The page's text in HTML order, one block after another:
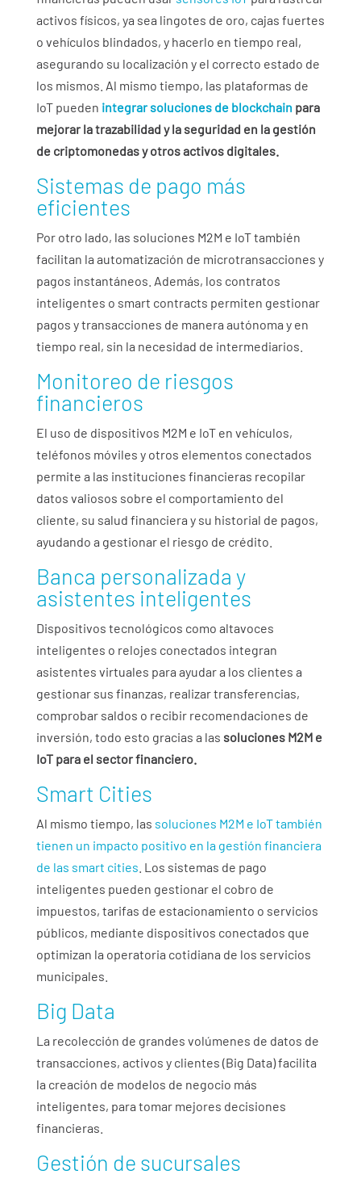
activos físicos, ya sea lingotes de oro, cajas fuertes
o vehículos blindados, y hacerlo en tiempo real,
asegurando su localización y el correcto estado de
los mismos. Al mismo tiempo, las plataformas de
IoT pueden integrar soluciones de blockchainpara
mejorar la trazabilidad y la seguridad en la gestión
de criptomonedas y otros activos digitales.
Sistemas de pago más
eficientes
Por otro lado, las soluciones M2M e IoT también
facilitan la automatización de microtransacciones y
pagos instantáneos. Además, los contratos
inteligentes o smart contracts permiten gestionar
pagos y transacciones de manera autónoma y en
tiempo real, sin la necesidad de intermediarios.
Monitoreo de riesgos
financieros
El uso de dispositivos M2M e IoT en vehículos,
teléfonos móviles y otros elementos conectados
permite a las instituciones financieras recopilar
datos valiosos sobre el comportamiento del
cliente, su salud financiera y su historial de pagos,
ayudando a gestionar el riesgo de crédito.
Banca personalizada y
asistentes inteligentes
Dispositivos tecnológicos como altavoces
inteligentes o relojes conectados integran
asistentes virtuales para ayudar a los clientes a
gestionar sus finanzas, realizar transferencias,
comprobar saldos o recibir recomendaciones de
inversión, todo esto gracias a las soluciones M2M e
IoT para el sector financiero.
Smart Cities
Al mismo tiempo, las soluciones M2M e IoT también
tienen un impacto positivo en la gestión financiera
de las smart cities . Los sistemas de pago
inteligentes pueden gestionar el cobro de
impuestos, tarifas de estacionamiento o servicios
públicos, mediante dispositivos conectados que
optimizan la operatoria cotidiana de los servicios
municipales.
Big Data
La recolección de grandes volúmenes de datos de
transacciones, activos y clientes (Big Data) facilita
la creación de modelos de negocio más
inteligentes, para tomar mejores decisiones
financieras.
Gestión de sucursales